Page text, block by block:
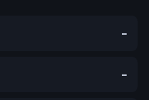
--
--